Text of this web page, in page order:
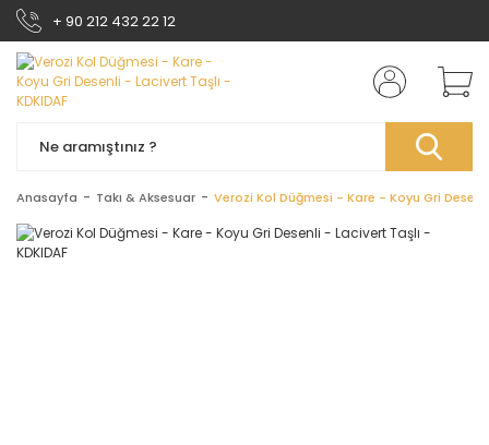
+ 90 212 432 22 12
Anasayfa Takı & Aksesuar Verozi Kol Düğmesi - Kare - Koyu Gri